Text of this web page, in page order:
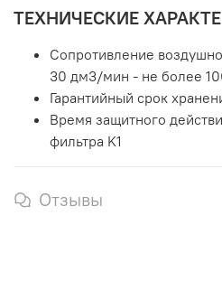
ТЕХНИЧЕСКИЕ
Сопротивление
30 дм3/мин - не более
Гарантийный срок
Время защитного
фильтра K1
Отзывы